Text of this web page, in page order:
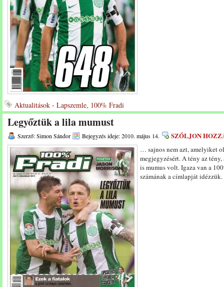
Aktualitások - Lapszemle, 100% Fradi
Legyőztük a lila mumust
Szerző: Simon Sándor Bejegyzés ideje: 2010. május 14. SZÓLJON
… sajnos nem azt, amelyiket
megjegyzésért. A tény az
is mumus volt. Igaza van a
számának a címlapját idézzük.